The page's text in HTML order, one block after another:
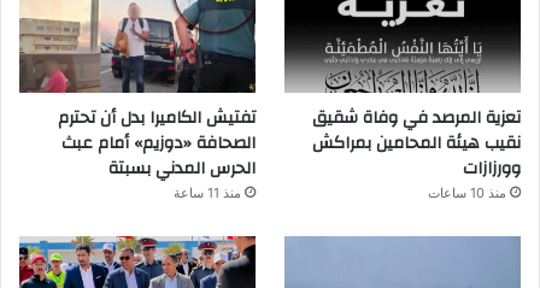
تعزية المرصد في وفاة شقيق
نقيب هيئة المحامين بمراكش
وورزازات
منذ 10 ساعات
تفتيش الكاميرا بدل أن تحترم
الصحافة «دوزيم» أمام عبث
الحرس المدني بسبتة
منذ 11 ساعة